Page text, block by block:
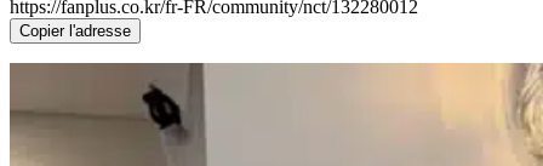
https://fanplus.co.kr/fr-FR/community/nct/132280012
Copier l'adresse